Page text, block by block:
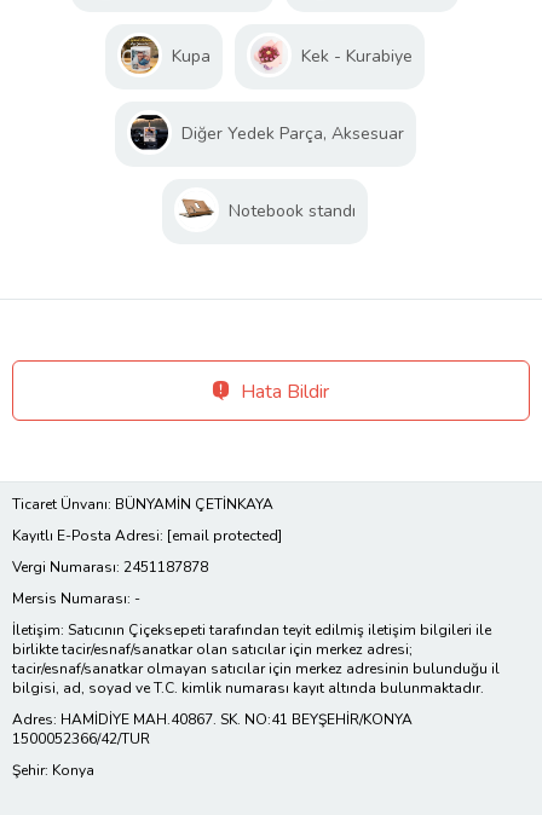
Kupa Kek - Kurabiye
Diğer Yedek Parça, Aksesuar
Notebook standı
Hata Bildir
Ticaret Ünvanı: BÜNYAMİN ÇETİNKAYA
Kayıtlı E-Posta Adresi: [email protected]
Vergi Numarası: 2451187878
Mersis Numarası: -
İletişim: Satıcının Çiçeksepeti tarafından teyit edilmiş iletişim bilgileri ile
birlikte tacir/esnaf/sanatkar olan satıcılar için merkez adresi;
tacir/esnaf/sanatkar olmayan satıcılar için merkez adresinin bulunduğu il
bilgisi, ad, soyad ve T.C. kimlik numarası kayıt altında bulunmaktadır.
Adres: HAMİDİYE MAH.40867. SK. NO:41 BEYŞEHİR/KONYA
1500052366/42/TUR
Şehir: Konya